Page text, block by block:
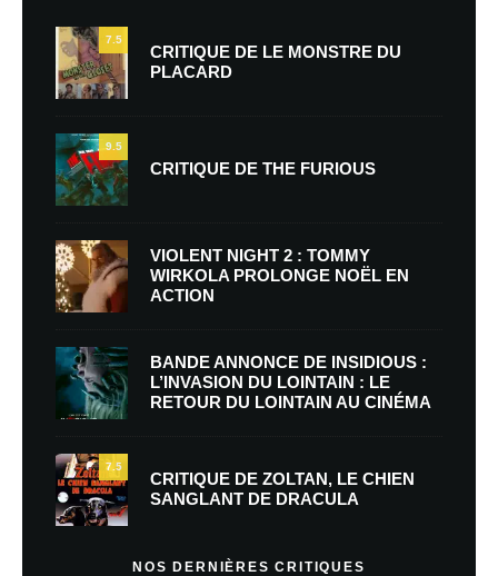
7.5
CRITIQUE DE LE MONSTRE DU
PLACARD
9.5
CRITIQUE DE THE FURIOUS
VIOLENT NIGHT 2 : TOMMY
WIRKOLA PROLONGE NOËL EN
ACTION
BANDE ANNONCE DE INSIDIOUS :
L’INVASION DU LOINTAIN : LE
RETOUR DU LOINTAIN AU CINÉMA
7.5
CRITIQUE DE ZOLTAN, LE CHIEN
SANGLANT DE DRACULA
NOS DERNIÈRES CRITIQUES